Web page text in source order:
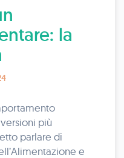
la
più
parlare di
e